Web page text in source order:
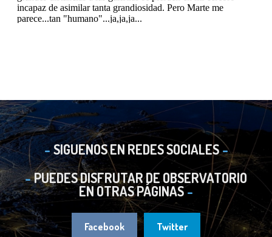
SIGUENOS EN REDES SOCIALES
PUEDES DISFRUTAR DE OBSERVATORIO
EN OTRAS PÁGINAS
Facebook Twitter